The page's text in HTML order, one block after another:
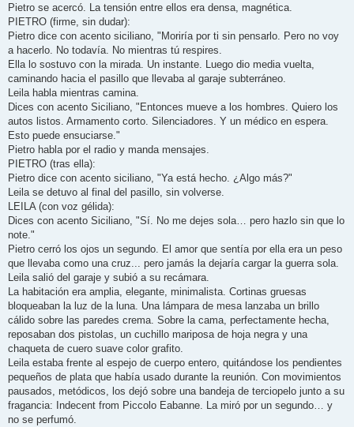
Pietro se acercó. La tensión entre ellos era densa, magnética.
PIETRO (firme, sin dudar):
Pietro dice con acento siciliano, "Moriría por ti sin pensarlo. Pero no voy
a hacerlo. No todavía. No mientras tú respires.
Ella lo sostuvo con la mirada. Un instante. Luego dio media vuelta,
caminando hacia el pasillo que llevaba al garaje subterráneo.
Leila habla mientras camina.
Dices con acento Siciliano, "Entonces mueve a los hombres. Quiero los
autos listos. Armamento corto. Silenciadores. Y un médico en espera.
Esto puede ensuciarse."
Pietro habla por el radio y manda mensajes.
PIETRO (tras ella):
Pietro dice con acento siciliano, "Ya está hecho. ¿Algo más?"
Leila se detuvo al final del pasillo, sin volverse.
LEILA (con voz gélida):
Dices con acento Siciliano, "Sí. No me dejes sola… pero hazlo sin que lo
note."
Pietro cerró los ojos un segundo. El amor que sentía por ella era un peso
que llevaba como una cruz... pero jamás la dejaría cargar la guerra sola.
Leila salió del garaje y subió a su recámara.
La habitación era amplia, elegante, minimalista. Cortinas gruesas
bloqueaban la luz de la luna. Una lámpara de mesa lanzaba un brillo
cálido sobre las paredes crema. Sobre la cama, perfectamente hecha,
reposaban dos pistolas, un cuchillo mariposa de hoja negra y una
chaqueta de cuero suave color grafito.
Leila estaba frente al espejo de cuerpo entero, quitándose los pendientes
pequeños de plata que había usado durante la reunión. Con movimientos
pausados, metódicos, los dejó sobre una bandeja de terciopelo junto a su
fragancia: Indecent from Piccolo Eabanne. La miró por un segundo… y
no se perfumó.